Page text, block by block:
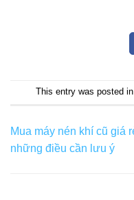
This entry was posted in
Mua máy nén khí cũ giá
những điều cần lưu ý